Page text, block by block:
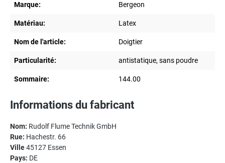
Marque: Bergeon
Matériau: Latex
Nom de l'article: Doigtier
Particularité: antistatique, sans poudre
Sommaire: 144.00
Informations du fabricant
Nom: Rudolf Flume Technik GmbH
Rue: Hachestr. 66
Ville45127 Essen
Pays: DE